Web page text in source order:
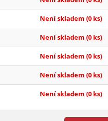
Není skladem (0 ks)
Není skladem (0 ks)
Není skladem (0 ks)
Není skladem (0 ks)
Není skladem (0 ks)